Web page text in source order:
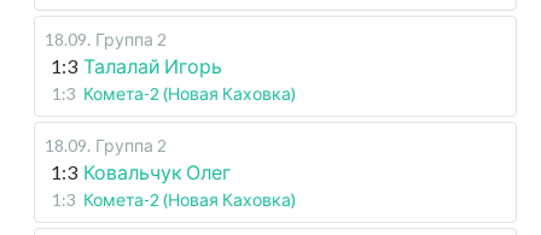
18.09. Группа 2
1:3 Талалай Игорь
1:3 Комета-2 (Новая Каховка)
18.09. Группа 2
1:3 Ковальчук Олег
1:3 Комета-2 (Новая Каховка)